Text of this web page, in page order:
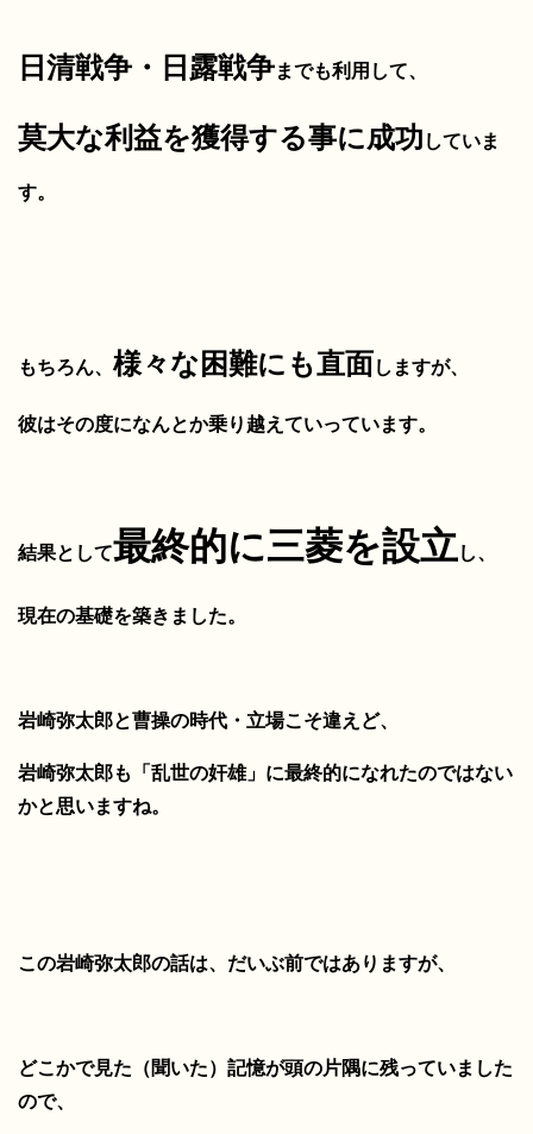
日清戦争・日露戦争までも利用して、
莫大な利益を獲得する事に成功 していま
す。
もちろん、 様々な困難にも直面しますが、
彼はその度になんとか乗り越えていっています。
結果として最終的に三菱を設立し、
現在の基礎を築きました。
岩崎弥太郎と曹操の時代・立場こそ違えど、
岩崎弥太郎も「乱世の奸雄」に最終的になれたのではない
かと思いますね。
この岩崎弥太郎の話は、だいぶ前ではありますが、
どこかで見た（聞いた）記憶が頭の片隅に残っていました
ので、